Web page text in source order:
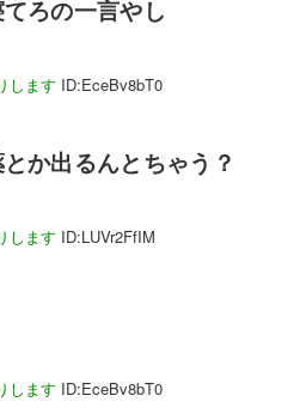
ろの一言やし
します ID:EceBv8bT0
か出るんとちゃう？
します ID:LUVr2FfIM
します ID:EceBv8bT0